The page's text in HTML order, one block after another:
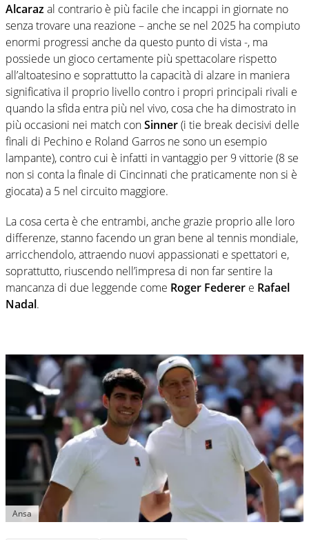
Alcarazal contrario è più facile che incappi in giornate no
senza trovare una reazione – anche se nel 2025 ha compiuto
enormi progressi anche da questo punto di vista -, ma
possiede un gioco certamente più spettacolare rispetto
all’altoatesino e soprattutto la capacità di alzare in maniera
significativa il proprio livello contro i propri principali rivali e
quando la sfida entra più nel vivo, cosa che ha dimostrato in
più occasioni nei match conSinner(i tie break decisivi delle
finali di Pechino e Roland Garros ne sono un esempio
lampante), contro cui è infatti in vantaggio per 9 vittorie (8 se
non si conta la finale di Cincinnati che praticamente non si è
giocata) a 5 nel circuito maggiore.
La cosa certa è che entrambi, anche grazie proprio alle loro
differenze, stanno facendo un gran bene al tennis mondiale,
arricchendolo, attraendo nuovi appassionati e spettatori e,
soprattutto, riuscendo nell’impresa di non far sentire la
mancanza di due leggende come Roger Federer e Rafael
Nadal.
Ansa